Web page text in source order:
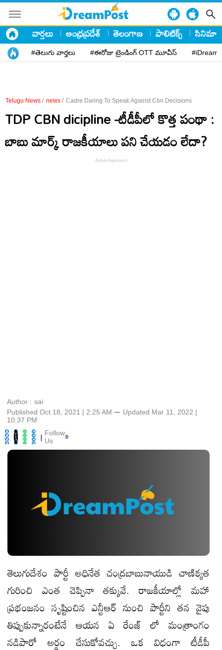
వార్తలు ఆంధ్రప్రదేశ్ తెలంగాణ పాలిటిక్స్ సినిమా
#తెలుగు వార్తలు #ఈరోజు ట్రెండింగ్ OTT మూవీస్
Telugu News / news / Cadre Daring To Speak Against Cbn Decisions
TDP CBN dicipline -టీడీపీలో కొత్త పంథా :
బాబు మార్క్ రాజ‌కీయాలు ప‌ని చేయ‌డం లేదా?
Author : sai
Published Oct 18, 2021 | 2:25 AM ⚊ Updated Mar 11, 2022 |
10:37 PM
| Follow
Us
తెలుగుదేశం పార్టీ అధినేత చంద్ర‌బాబునాయుడి చాణిక్య‌త
గురించి ఎంత చెప్పినా త‌క్కువే. రాజ‌కీయాల్లో మ‌హా
ప్ర‌భంజ‌నం సృష్టించిన ఎన్టీఆర్ నుంచి పార్టీని త‌న వైపు
తిప్పుకున్నారంటేనే ఆయ‌న ఏ రేంజ్ లో మంత్రాంగం
న‌డిపారో అర్థం చేసుకోవ‌చ్చు. ఒక విధంగా టీడీపీ